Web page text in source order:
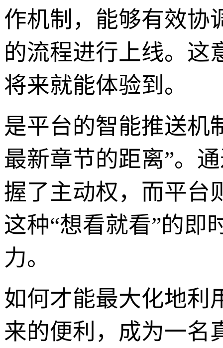
作机制，能够有效协
的流程进行上线。这
将来就能体验到。
是平台的智能推送机
最新章节的距离”。
握了主动权，而平台
这种“想看就看”的即
力。
如何才能最大化地利
来的便利，成为一名